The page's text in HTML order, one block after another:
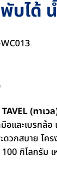
บได้
(ทาเว
อและเบรกล้
วกสบาย โค
กิโลกรัม